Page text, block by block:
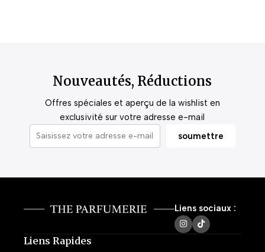
Nouveautés, Réductions
Offres spéciales et aperçu de la wishlist en
exclusivité sur votre adresse e-mail
Liens sociaux :
Liens Rapides